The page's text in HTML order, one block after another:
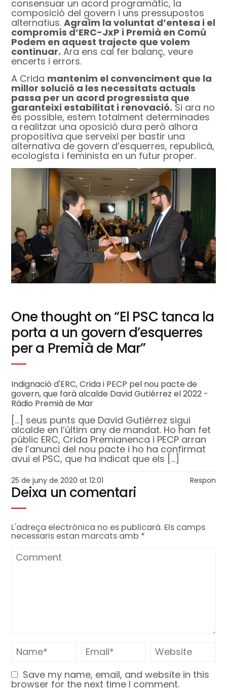
consensuar un acord programàtic, la
composició del govern i uns pressupostos
alternatius.Agraïm la voluntat d’entesa i el
compromís d’ERC-JxP i Premià en Comú
Podem en aquest trajecte que volem
continuar. Ara ens cal fer balanç, veure
encerts i errors.
A Crida mantenim el convenciment que la
millor solució a les necessitats actuals
passa per un acord progressista que
garanteixi estabilitat i renovació. Si ara no
és possible, estem totalment determinades
a realitzar una oposició dura però alhora
propositiva que serveixi per bastir una
alternativa de govern d’esquerres, republicà,
ecologista i feminista en un futur proper.
One thought on “El PSC tanca la
porta a un govern d’esquerres
per a Premià de Mar”
Indignació d'ERC, Crida i PECP pel nou pacte de
govern, que farà alcalde David Gutiérrez el 2022 -
Ràdio Premià de Mar
[…] seus punts que David Gutiérrez sigui
alcalde en l’últim any de mandat. Ho han fet
públic ERC, Crida Premianenca i PECP arran
de l’anunci del nou pacte i ho ha confirmat
avui el PSC, que ha indicat que els […]
25 de juny de 2020 at 12:01 Respon
Deixa un comentari
L'adreça electrònica no es publicarà. Els camps
necessaris estan marcats amb *
Save my name, email, and website in this
browser for the next time I comment.